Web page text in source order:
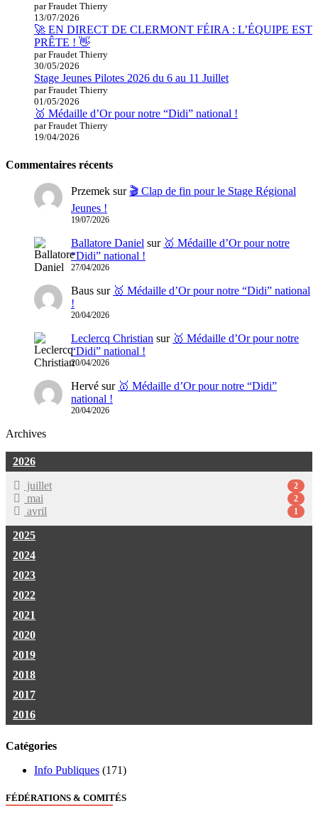
par Fraudet Thierry
13/07/2026
🚀 EN DIRECT DE CLERMONT FÉIRA : L’ÉQUIPE EST
PRÊTE ! 👋
par Fraudet Thierry
30/05/2026
Stage Jeunes Pilotes 2026 du 6 au 11 Juillet
par Fraudet Thierry
01/05/2026
🥇 Médaille d’Or pour notre “Didi” national !
par Fraudet Thierry
19/04/2026
Commentaires récents
Przemek sur 🎬 Clap de fin pour le Stage Régional
Jeunes !
19/07/2026
Ballatore Daniel sur 🥇 Médaille d’Or pour notre
“Didi” national !
27/04/2026
Baus sur 🥇 Médaille d’Or pour notre “Didi” national
!
20/04/2026
Leclercq Christian sur 🥇 Médaille d’Or pour notre
“Didi” national !
20/04/2026
Hervé sur 🥇 Médaille d’Or pour notre “Didi”
national !
20/04/2026
Archives
2026
juillet
2
mai 2
avril 1
2025
2024
2023
2022
2021
2020
2019
2018
2017
2016
Catégories
Info Publiques (171)
FÉDÉRATIONS & COMITÉS